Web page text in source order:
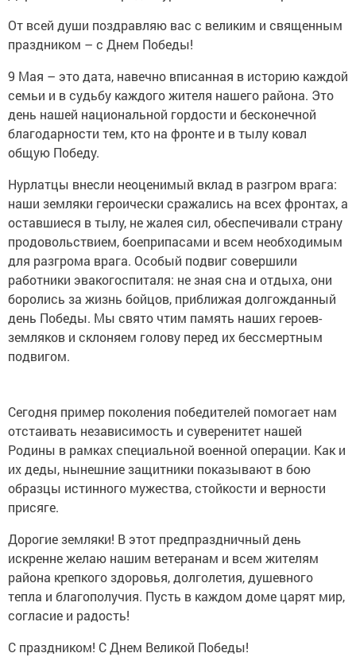
От всей души поздравляю вас с великим и священным
праздником – с Днем Победы!
9 Мая – это дата, навечно вписанная в историю каждой
семьи и в судьбу каждого жителя нашего района. Это
день нашей национальной гордости и бесконечной
благодарности тем, кто на фронте и в тылу ковал
общую Победу.
Нурлатцы внесли неоценимый вклад в разгром врага:
наши земляки героически сражались на всех фронтах, а
оставшиеся в тылу, не жалея сил, обеспечивали страну
продовольствием, боеприпасами и всем необходимым
для разгрома врага. Особый подвиг совершили
работники эвакогоспиталя: не зная сна и отдыха, они
боролись за жизнь бойцов, приближая долгожданный
день Победы. Мы свято чтим память наших героев-
земляков и склоняем голову перед их бессмертным
подвигом.
Сегодня пример поколения победителей помогает нам
отстаивать независимость и суверенитет нашей
Родины в рамках специальной военной операции. Как и
их деды, нынешние защитники показывают в бою
образцы истинного мужества, стойкости и верности
присяге.
Дорогие земляки! В этот предпраздничный день
искренне желаю нашим ветеранам и всем жителям
района крепкого здоровья, долголетия, душевного
тепла и благополучия. Пусть в каждом доме царят мир,
согласие и радость!
С праздником! С Днем Великой Победы!